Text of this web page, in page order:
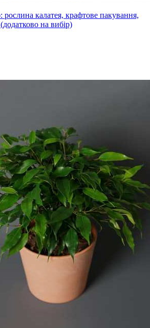
рослина калатея, крафтове пакування,
на вибір)